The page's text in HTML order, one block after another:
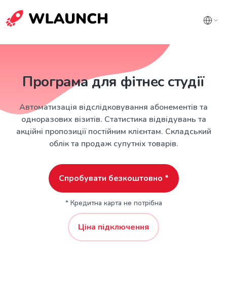
Програма для фітнес студії
Автоматизація відслідковування абонементів та
одноразових візитів. Статистика відвідувань та
акційні пропозиції постійним клієнтам. Складський
облік та продаж супутніх товарів.
Спробувати безкоштовно *
* Кредитна карта не потрібна
Ціна підключення